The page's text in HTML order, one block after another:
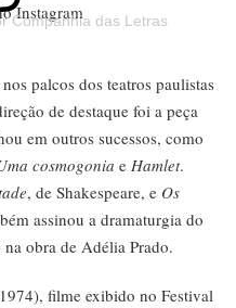
Instagram
Companhia das Letras
palcos dos teatros paulistas
de destaque foi a peça
em outros sucessos, como
cosmogonia e Hamlet.
, de Shakespeare, e Os
assinou a dramaturgia do
na obra de Adélia Prado.
filme exibido no Festival